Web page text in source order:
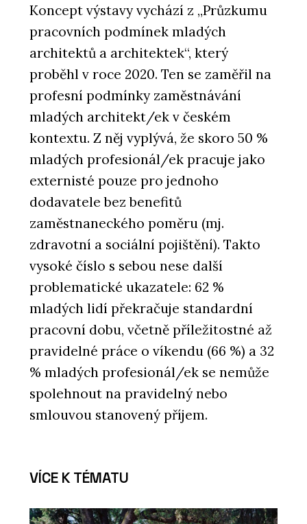
Koncept výstavy vychází z „Průzkumu
pracovních podmínek mladých
architektů a architektek“, který
proběhl v roce 2020. Ten se zaměřil na
profesní podmínky zaměstnávání
mladých architekt/ek v českém
kontextu. Z něj vyplývá, že skoro 50 %
mladých profesionál/ek pracuje jako
externisté pouze pro jednoho
dodavatele bez benefitů
zaměstnaneckého poměru (mj.
zdravotní a sociální pojištění). Takto
vysoké číslo s sebou nese další
problematické ukazatele: 62 %
mladých lidí překračuje standardní
pracovní dobu, včetně příležitostné až
pravidelné práce o víkendu (66 %) a 32
% mladých profesionál/ek se nemůže
spolehnout na pravidelný nebo
smlouvou stanovený příjem.
VÍCE K TÉMATU